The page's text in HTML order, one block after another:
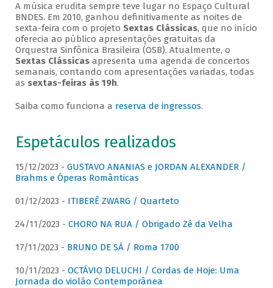
A música erudita sempre teve lugar no Espaço Cultural
BNDES. Em 2010, ganhou definitivamente as noites de
sexta-feira com o projeto Sextas Clássicas, que no início
oferecia ao público apresentações gratuitas da
Orquestra Sinfônica Brasileira (OSB). Atualmente, o
Sextas Clássicasapresenta uma agenda de concertos
semanais, contando com apresentações variadas, todas
as sextas-feiras às 19h.
Saiba como funciona a reserva de ingressos.
Espetáculos realizados
15/12/2023 - GUSTAVO ANANIAS e JORDAN ALEXANDER /
Brahms e Óperas Românticas
01/12/2023 - ITIBERÊ ZWARG / Quarteto
24/11/2023 - CHORO NA RUA / Obrigado Zé da Velha
17/11/2023 - BRUNO DE SÁ / Roma 1700
10/11/2023 - OCTÁVIO DELUCHI / Cordas de Hoje: Uma
Jornada do violão Contemporânea